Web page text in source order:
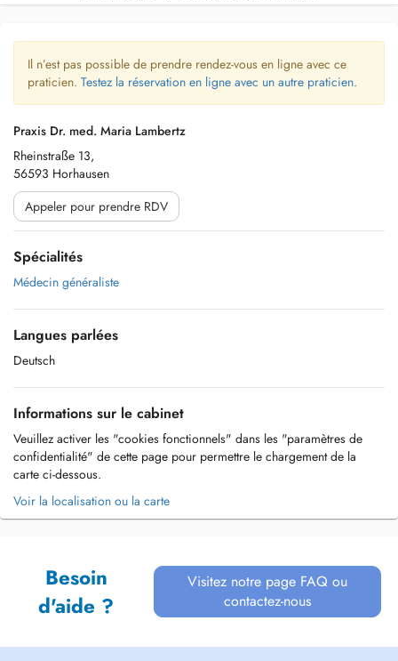
Il n’est pas possible de prendre rendez-vous en ligne avec ce
praticien. Testez la réservation en ligne avec un autre praticien.
Praxis Dr. med. Maria Lambertz
Rheinstraße 13,
56593 Horhausen
Appeler pour prendre RDV
Spécialités
Médecin généraliste
Langues parlées
Deutsch
Informations sur le cabinet
Veuillez activer les "cookies fonctionnels" dans les "paramètres de
confidentialité" de cette page pour permettre le chargement de la
carte ci-dessous.
Voir la localisation ou la carte
Besoin
d'aide ?
Visitez notre page FAQ ou
contactez-nous